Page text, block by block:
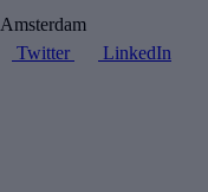
Amsterdam
Twitter LinkedIn